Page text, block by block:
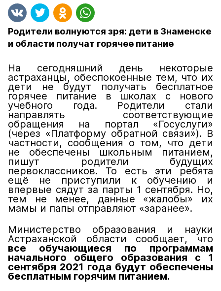
Родители волнуются зря: дети в Знаменске
и области получат горячее питание
На сегодняшний день некоторые
астраханцы, обеспокоенные тем, что их
дети не будут получать бесплатное
горячее питание в школах с нового
учебного года. Родители стали
направлять соответствующие
обращения на портал «Госуслуги»
(через «Платформу обратной связи»). В
частности, сообщения о том, что дети
не обеспечены школьным питанием,
пишут родители будущих
первоклассников. То есть эти ребята
ещё не приступили к обучению и
впервые сядут за парты 1 сентября. Но,
тем не менее, данные «жалобы» их
мамы и папы отправляют «заранее».
Министерство образования и науки
Астраханской области сообщает, что
все обучающиеся по программам
начального общего образования с 1
сентября 2021 года будут обеспечены
бесплатным горячим питанием.